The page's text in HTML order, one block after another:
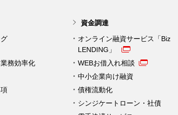
務効率化
資金調達
オンライン融資サービス「Biz
LENDING」
WEBお借入れ相談
中小企業向け融資
債権流動化
シンジケートローン・社債